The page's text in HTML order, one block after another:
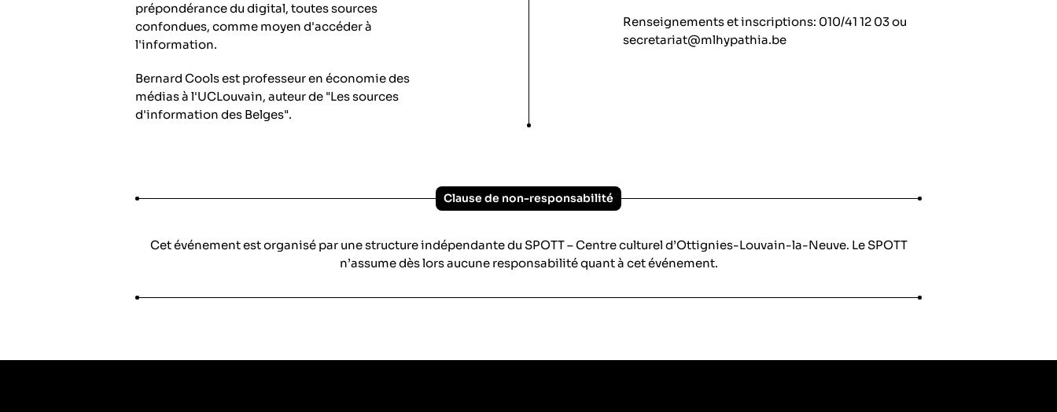
prépondérance du digital, toutes sources
confondues, comme moyen d'accéder à
l'information.
Bernard Cools est professeur en économie des
médias à l'UCLouvain, auteur de "Les sources
d'information des Belges".
Renseignements et inscriptions: 010/41 12 03 ou
secretariat@mlhypathia.be
Clause de non-responsabilité
Cet événement est organisé par une structure indépendante du SPOTT – Centre culturel d’Ottignies-Louvain-la-Neuve. Le SPOTT
n’assume dès lors aucune responsabilité quant à cet événement.